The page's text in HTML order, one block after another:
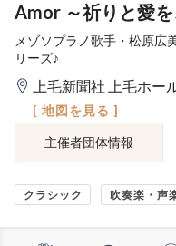
Amor ～祈りと愛
メゾソプラノ歌手・松原広
リーズ♪
上毛新聞社 上毛ホー
[ 地図を見る ]
主催者団体情報
クラシック 吹奏楽・声